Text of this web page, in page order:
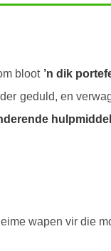
bloot ’n dik
geduld, en
hulpmiddel
wapen vir die